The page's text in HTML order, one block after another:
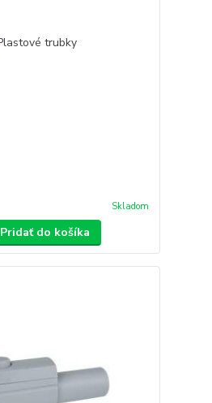
Skladom
Pridať do košíka